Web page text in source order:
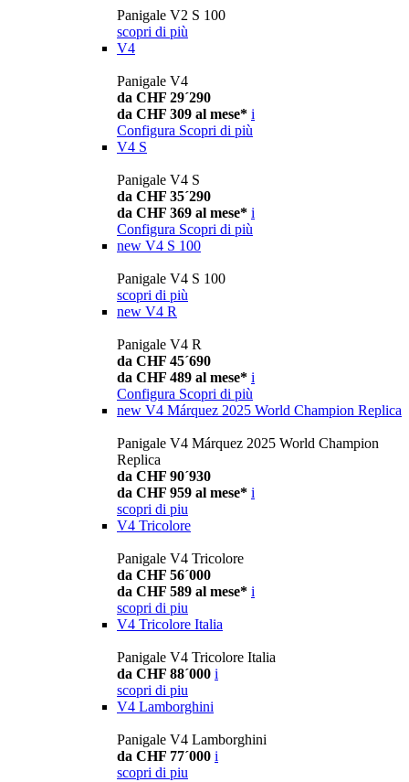
Panigale V2 S 100
scopri di più
V4
Panigale V4
da CHF 29´290
da CHF 309 al mese* i
Configura Scopri di più
V4 S
Panigale V4 S
da CHF 35´290
da CHF 369 al mese* i
Configura Scopri di più
new V4 S 100
Panigale V4 S 100
scopri di più
new V4 R
Panigale V4 R
da CHF 45´690
da CHF 489 al mese* i
Configura Scopri di più
new V4 Márquez 2025 World Champion Replica
Panigale V4 Márquez 2025 World Champion
Replica
da CHF 90´930
da CHF 959 al mese* i
scopri di piu
V4 Tricolore
Panigale V4 Tricolore
da CHF 56´000
da CHF 589 al mese* i
scopri di piu
V4 Tricolore Italia
Panigale V4 Tricolore Italia
da CHF 88´000 i
scopri di piu
V4 Lamborghini
Panigale V4 Lamborghini
da CHF 77´000 i
scopri di piu